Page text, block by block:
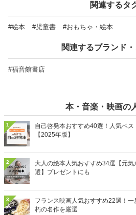
関連するタ
#絵本 #児童書 #おもちゃ・絵本
関連するブランド
#福音館書店
本・音楽・映画の
1
自己啓発本おすすめ40選！人気ベ
【2025年版】
2
大人の絵本人気おすすめ34選【元
選】プレゼントにも
3
フランス映画人気おすすめ22選！
朽の名作を厳選